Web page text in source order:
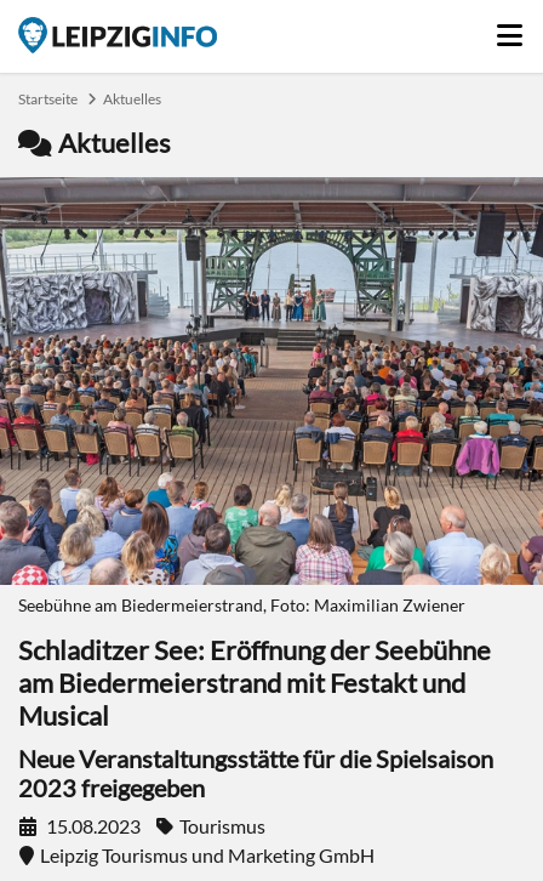
Startseite Aktuelles
Aktuelles
Seebühne am Biedermeierstrand, Foto: Maximilian Zwiener
Schladitzer See: Eröffnung der Seebühne
am Biedermeierstrand mit Festakt und
Musical
Neue Veranstaltungsstätte für die Spielsaison
2023 freigegeben
15.08.2023
Tourismus
Leipzig Tourismus und Marketing GmbH